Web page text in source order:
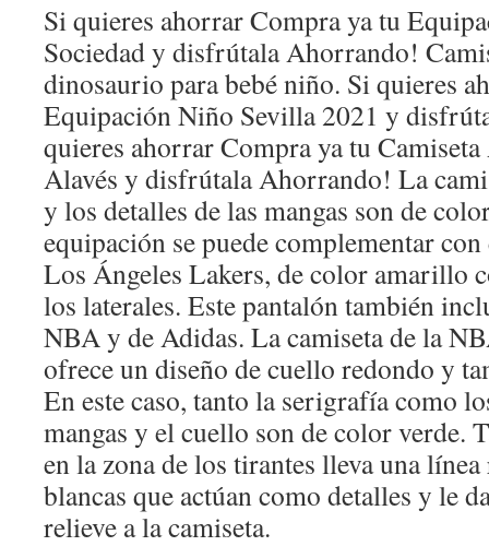
Si quieres ahorrar Compra ya tu
Sociedad y disfrútala Ahorrando!
dinosaurio para bebé niño. Si quieres
Equipación Niño Sevilla 2021 y
quieres ahorrar Compra ya tu
Alavés y disfrútala Ahorrando! La
y los detalles de las mangas son de
equipación se puede complementar
Los Ángeles Lakers, de color amarillo
los laterales. Este pantalón también
NBA y de Adidas. La camiseta de la
ofrece un diseño de cuello redondo y
En este caso, tanto la serigrafía como
mangas y el cuello son de color verde.
en la zona de los tirantes lleva una
blancas que actúan como detalles y le
relieve a la camiseta.